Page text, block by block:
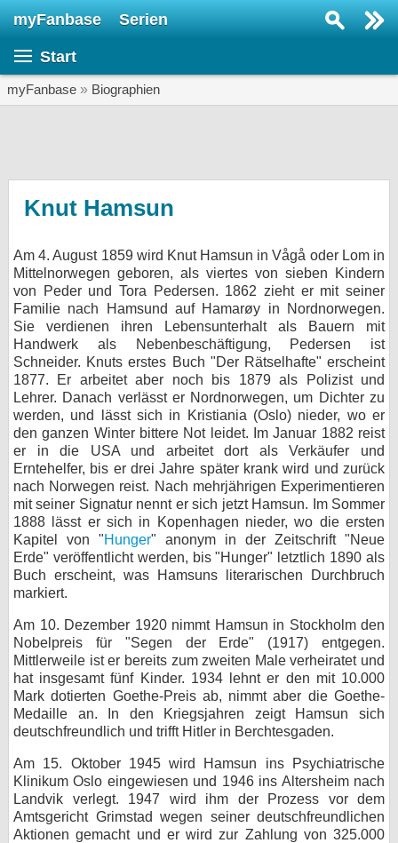
myFanbase Serien
Start
myFanbase » Biographien
Knut Hamsun
Am 4. August 1859 wird Knut Hamsun in Vågå oder Lom in
Mittelnorwegen geboren, als viertes von sieben Kindern
von Peder und Tora Pedersen. 1862 zieht er mit seiner
Familie nach Hamsund auf Hamarøy in Nordnorwegen.
Sie verdienen ihren Lebensunterhalt als Bauern mit
Handwerk als Nebenbeschäftigung, Pedersen ist
Schneider. Knuts erstes Buch "Der Rätselhafte" erscheint
1877. Er arbeitet aber noch bis 1879 als Polizist und
Lehrer. Danach verlässt er Nordnorwegen, um Dichter zu
werden, und lässt sich in Kristiania (Oslo) nieder, wo er
den ganzen Winter bittere Not leidet. Im Januar 1882 reist
er in die USA und arbeitet dort als Verkäufer und
Erntehelfer, bis er drei Jahre später krank wird und zurück
nach Norwegen reist. Nach mehrjährigen Experimentieren
mit seiner Signatur nennt er sich jetzt Hamsun. Im Sommer
1888 lässt er sich in Kopenhagen nieder, wo die ersten
Kapitel von "Hunger" anonym in der Zeitschrift "Neue
Erde" veröffentlicht werden, bis "Hunger" letztlich 1890 als
Buch erscheint, was Hamsuns literarischen Durchbruch
markiert.
Am 10. Dezember 1920 nimmt Hamsun in Stockholm den
Nobelpreis für "Segen der Erde" (1917) entgegen.
Mittlerweile ist er bereits zum zweiten Male verheiratet und
hat insgesamt fünf Kinder. 1934 lehnt er den mit 10.000
Mark dotierten Goethe-Preis ab, nimmt aber die Goethe-
Medaille an. In den Kriegsjahren zeigt Hamsun sich
deutschfreundlich und trifft Hitler in Berchtesgaden.
Am 15. Oktober 1945 wird Hamsun ins Psychiatrische
Klinikum Oslo eingewiesen und 1946 ins Altersheim nach
Landvik verlegt. 1947 wird ihm der Prozess vor dem
Amtsgericht Grimstad wegen seiner deutschfreundlichen
Aktionen gemacht und er wird zur Zahlung von 325.000
KULTUR
Specials
SERVICE
Gewinnspiele
Forum
bei X
bei Facebook
Kontakt
Nutzungsbedingungen
Cookie-Einstellungen
Impressum
Desktop-Ansicht
myFanbase